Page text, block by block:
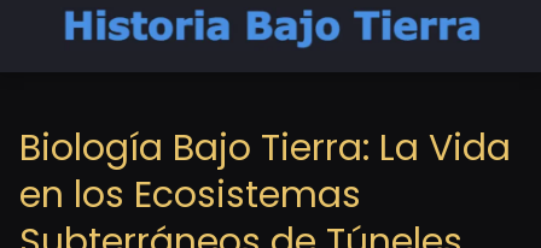
Biología Bajo Tierra: La Vida
en los Ecosistemas